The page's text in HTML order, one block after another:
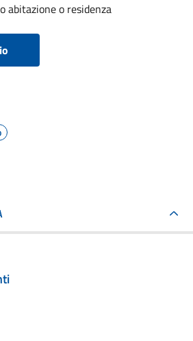
abitazione o residenza